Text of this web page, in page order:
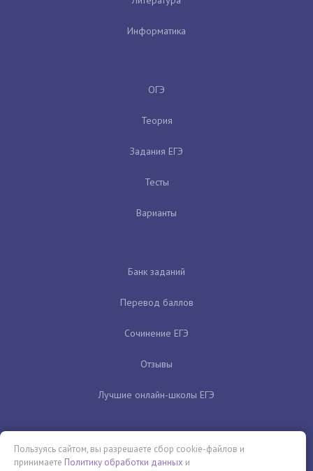
Информатика
ОГЭ
Теория
Задания ЕГЭ
Тесты
Варианты
Банк заданий
Перевод баллов
Сочинение ЕГЭ
Отзывы
Лучшие онлайн-школы ЕГЭ
Пользуясь сайтом, вы разрешаете сбор cookie-файлов и
принимаете Политику обработки данных и